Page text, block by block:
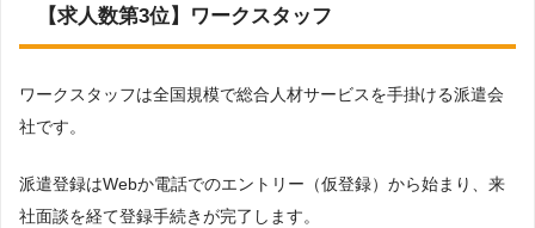
【求人数第3位】ワークスタッフ
ワークスタッフは全国規模で総合人材サービスを手掛ける派遣会
社です。
派遣登録はWebか電話でのエントリー（仮登録）から始まり、来
社面談を経て登録手続きが完了します。